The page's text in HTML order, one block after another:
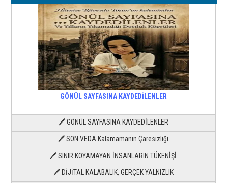
GÖNÜL SAYFASINA KAYDEDİLENLER
🖊 GÖNÜL SAYFASINA KAYDEDİLENLER
🖊 SON VEDA Kalamamanın Çaresizliği
🖊 SINIR KOYAMAYAN İNSANLARIN TÜKENİŞİ
🖊 DİJİTAL KALABALIK, GERÇEK YALNIZLIK